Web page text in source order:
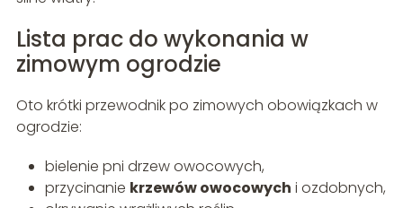
Lista prac do wykonania w
zimowym ogrodzie
Oto krótki przewodnik po zimowych obowiązkach w
ogrodzie:
bielenie pni drzew owocowych,
przycinanie krzewów owocowych i ozdobnych,